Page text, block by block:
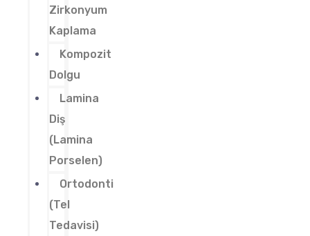
Zirkonyum
Kaplama
Kompozit
Dolgu
Lamina
Diş
(Lamina
Porselen)
Ortodonti
(Tel
Tedavisi)